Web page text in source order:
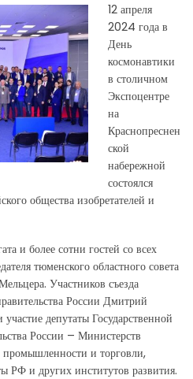
12 апреля
2024 года в
День
космонавтики
в столичном
Экспоцентре
на
Краснопреснен
ской
набережной
состоялся
общества изобретателей и
и более сотни гостей со всех
тюменского областного совета
Участников съезда
России Дмитрий
депутаты Государственной
России – Министерств
промышленности и торговли,
и других институтов развития.